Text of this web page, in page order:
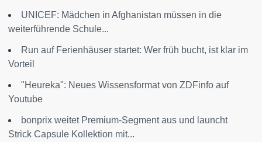
UNICEF: Mädchen in Afghanistan müssen in die
weiterführende Schule...
Run auf Ferienhäuser startet: Wer früh bucht, ist klar im
Vorteil
"Heureka": Neues Wissensformat von ZDFinfo auf
Youtube
bonprix weitet Premium-Segment aus und launcht
Strick Capsule Kollektion mit...